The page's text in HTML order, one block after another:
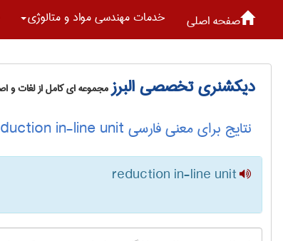
صفحه اصلی خدمات مهندسی مواد و متالوژی
دیکشنری تخصصی البرزمجموعه ای کامل از لغات
نتایج برای معنی فارسی reduction in-line unit
reduction in-line unit